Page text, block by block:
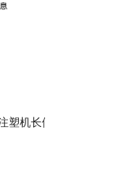
塑机长假期保养指南请